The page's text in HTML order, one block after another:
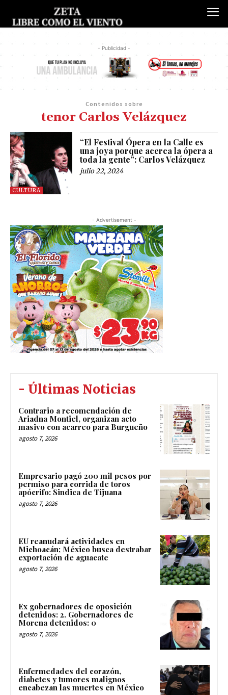
- Publicidad -
Contenidos sobre
tenor Carlos Velázquez
CULTURA
“El Festival Ópera en la Calle es
una joya porque acerca la ópera a
toda la gente”: Carlos Velázquez
julio 22, 2024
- Advertisement -
- Últimas Noticias
Contrario a recomendación de
Ariadna Montiel, organizan acto
masivo con acarreo para Burgueño
agosto 7, 2026
Empresario pagó 200 mil pesos por
permiso para corrida de toros
apócrifo: Sindica de Tijuana
agosto 7, 2026
EU reanudará actividades en
Michoacán; México busca destrabar
exportación de aguacate
agosto 7, 2026
Ex gobernadores de oposición
detenidos: 2. Gobernadores de
Morena detenidos: 0
agosto 7, 2026
Enfermedades del corazón,
diabetes y tumores malignos
encabezan las muertes en México